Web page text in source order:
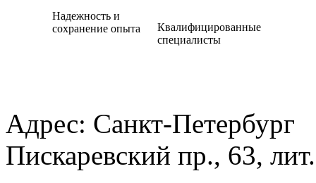
Надежность и
сохранение опыта
Квалифицированные
специалисты
Адрес: Санкт-Петербург
Пискаревский пр., 63,